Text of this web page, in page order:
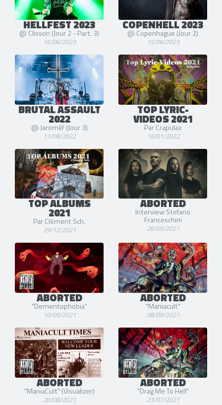
HELLFEST 2023
@ Clisson (Jour 2 - Part. 3)
16/06/2023
COPENHELL 2023
@ Copenhague (Jour 2)
15/06/2023
BRUTAL ASSAULT
2022
@ Jaroměř (Jour 3)
11/08/2022
TOP LYRIC-
VIDEOS 2021
Par Crapulax
16/01/2022
TOP ALBUMS
2021
Par Clément Sch.
29/12/2021
ABORTED
Interview Stefano
Franceschini
26/09/2021
ABORTED
"Dementophobia"
10/09/2021
ABORTED
"Maniacult"
08/09/2021
ABORTED
"ManiaCult" (Visualizer)
20/08/2021
ABORTED
"Drag Me To Hell"
23/07/2021